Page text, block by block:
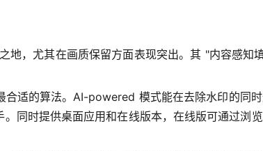
，尤其在画质保留方面表现突出。其 "内容感知
适的算法。AI-powered 模式能在去除水印的同
同时提供桌面应用和在线版本，在线版可通过浏